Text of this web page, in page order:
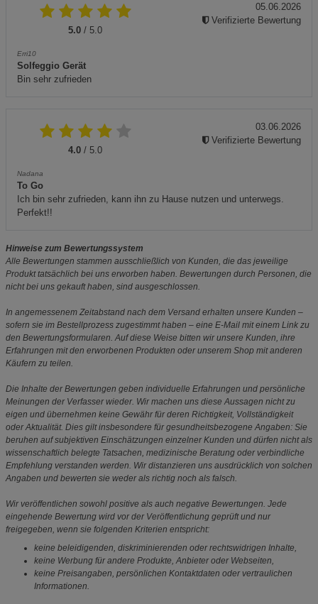
5.0 / 5.0
Erri10
Solfeggio Gerät
Bin sehr zufrieden
05.06.2026
Verifizierte Bewertung
4.0 / 5.0
Nadana
To Go
Ich bin sehr zufrieden, kann ihn zu Hause nutzen und unterwegs.
Perfekt!!
03.06.2026
Verifizierte Bewertung
Hinweise zum Bewertungssystem
Alle Bewertungen stammen ausschließlich von Kunden, die das jeweilige
Produkt tatsächlich bei uns erworben haben. Bewertungen durch Personen, die
nicht bei uns gekauft haben, sind ausgeschlossen.
In angemessenem Zeitabstand nach dem Versand erhalten unsere Kunden –
sofern sie im Bestellprozess zugestimmt haben – eine E-Mail mit einem Link zu
den Bewertungsformularen. Auf diese Weise bitten wir unsere Kunden, ihre
Erfahrungen mit den erworbenen Produkten oder unserem Shop mit anderen
Käufern zu teilen.
Die Inhalte der Bewertungen geben individuelle Erfahrungen und persönliche
Meinungen der Verfasser wieder. Wir machen uns diese Aussagen nicht zu
eigen und übernehmen keine Gewähr für deren Richtigkeit, Vollständigkeit
oder Aktualität. Dies gilt insbesondere für gesundheitsbezogene Angaben: Sie
beruhen auf subjektiven Einschätzungen einzelner Kunden und dürfen nicht als
wissenschaftlich belegte Tatsachen, medizinische Beratung oder verbindliche
Empfehlung verstanden werden. Wir distanzieren uns ausdrücklich von solchen
Angaben und bewerten sie weder als richtig noch als falsch.
Wir veröffentlichen sowohl positive als auch negative Bewertungen. Jede
eingehende Bewertung wird vor der Veröffentlichung geprüft und nur
freigegeben, wenn sie folgenden Kriterien entspricht:
keine beleidigenden, diskriminierenden oder rechtswidrigen Inhalte,
keine Werbung für andere Produkte, Anbieter oder Webseiten,
keine Preisangaben, persönlichen Kontaktdaten oder vertraulichen
Informationen.